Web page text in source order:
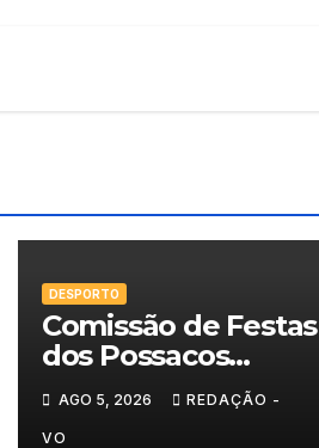
DESPORTO
Comissão de Festas
dos Possacos
felicita finalistas do
Torneio de Sueca
AGO 5, 2026 REDAÇÃO -
VO